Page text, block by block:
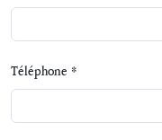
Téléphone *